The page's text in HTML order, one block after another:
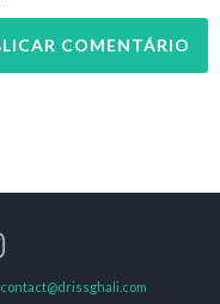
contact@drissghali.com